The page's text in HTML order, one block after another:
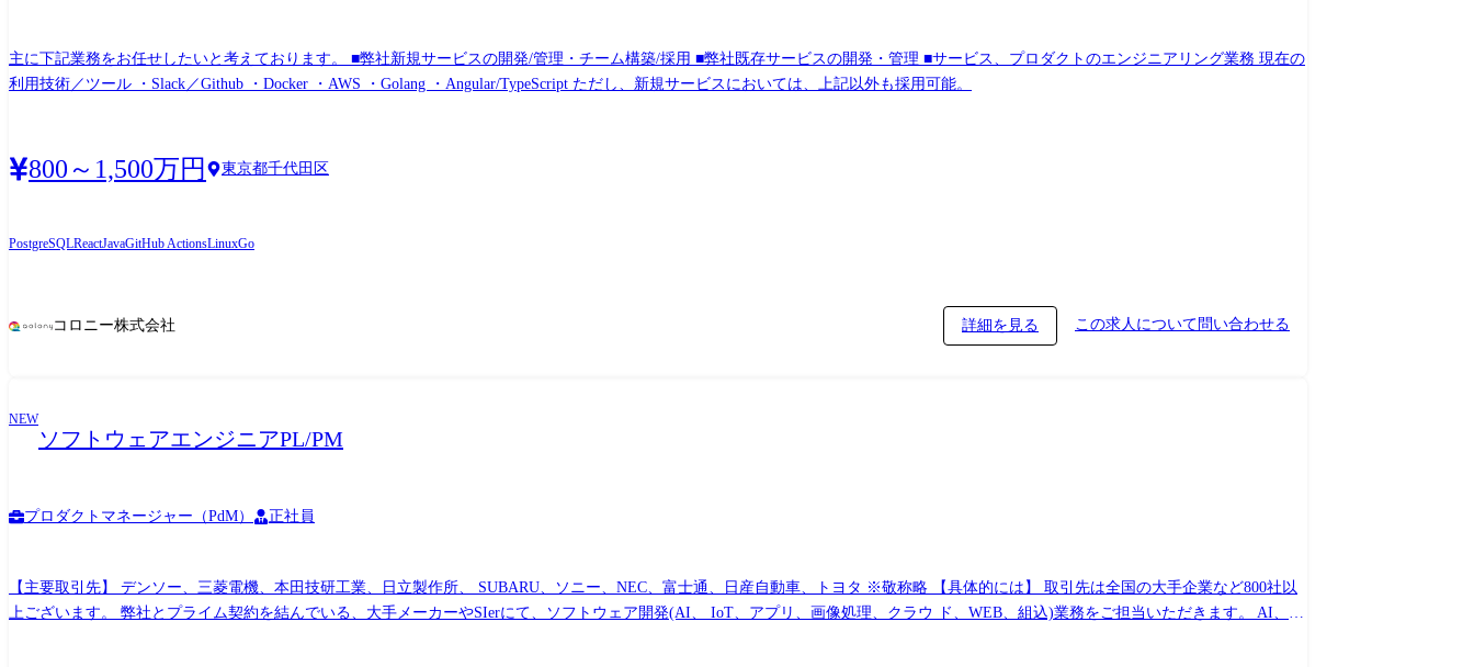
主に下記業務をお任せしたいと考えております。 ■弊社新規サービスの開発/管理・チーム構築/採用 ■弊社既存サービスの開発・管理 ■サービス、プロダクトのエンジニアリング業務 現在の
利用技術／ツール ・Slack／Github ・Docker ・AWS ・Golang ・Angular/TypeScript ただし、新規サービスにおいては、上記以外も採用可能。
800～1,500万円 東京都千代田区
PostgreSQLReactJavaGitHub ActionsLinuxGo
コロニー株式会社 詳細を見る この求人について問い合わせる
NEW
ソフトウェアエンジニアPL/PM
プロダクトマネージャー（PdM） 正社員
【主要取引先】 デンソー、三菱電機、本田技研工業、日立製作所、 SUBARU、ソニー、NEC、富士通、日産自動車、トヨタ ※敬称略 【具体的には】 取引先は全国の大手企業など800社以
上ございます。 弊社とプライム契約を結んでいる、大手メーカーやSIerにて、ソフトウェア開発(AI、 IoT、アプリ、画像処理、クラウ ド、WEB、組込)業務をご担当いただきます。 AI、